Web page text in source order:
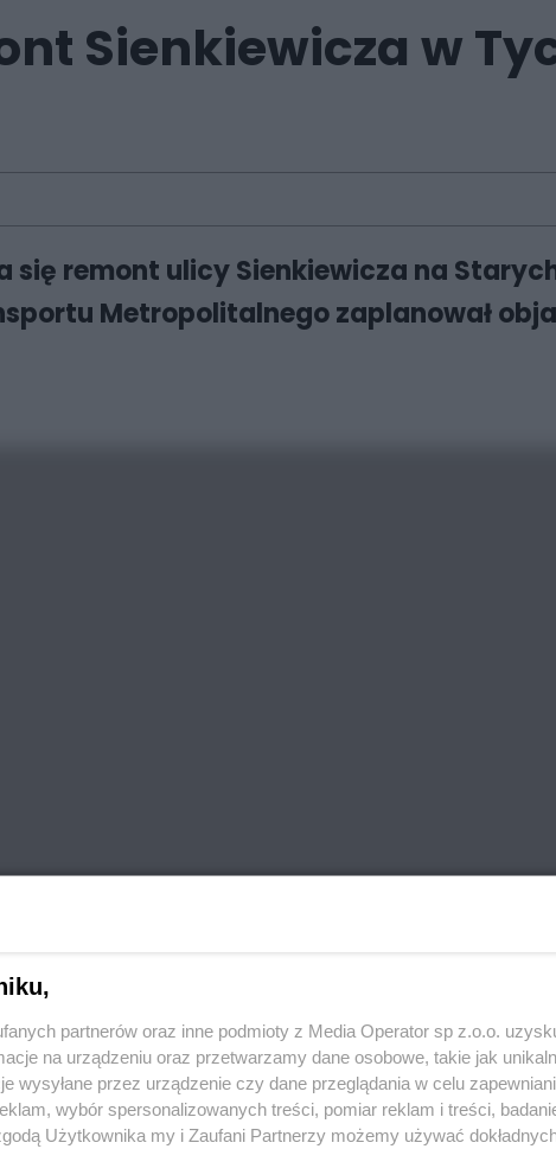
Sienkiewicza w
się remont ulicy Sienkiewicza na
Metropolitalnego zaplanował
partnerów oraz inne podmioty z Media Operator sp z.o.o.
na urządzeniu oraz przetwarzamy dane osobowe, takie jak
wysyłane przez urządzenie czy dane przeglądania w celu
wybór spersonalizowanych treści, pomiar reklam i treści,
Użytkownika my i Zaufani Partnerzy możemy używać